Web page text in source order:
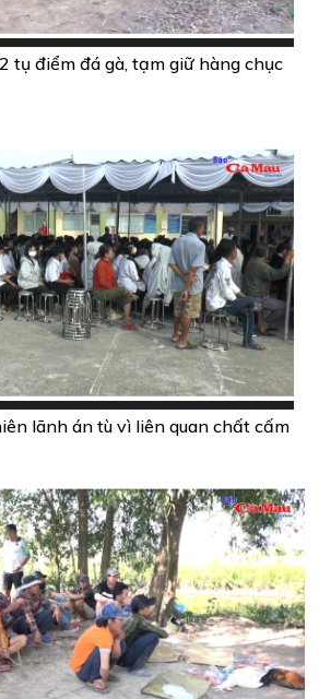
tụ điểm đá gà, tạm giữ hàng chục
lãnh án tù vì liên quan chất cấm